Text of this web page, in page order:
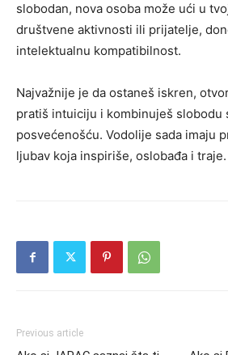
slobodan, nova osoba može ući u
društvene aktivnosti ili prijatelje,
intelektualnu kompatibilnost.
Najvažnije je da ostaneš iskren,
pratiš intuiciju i kombinuješ slobodu
posvećenošću. Vodolije sada imaju
ljubav koja inspiriše, oslobađa i traje.
Previous article